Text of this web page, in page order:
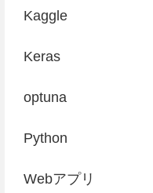
Kaggle
Keras
optuna
Python
Webアプリ